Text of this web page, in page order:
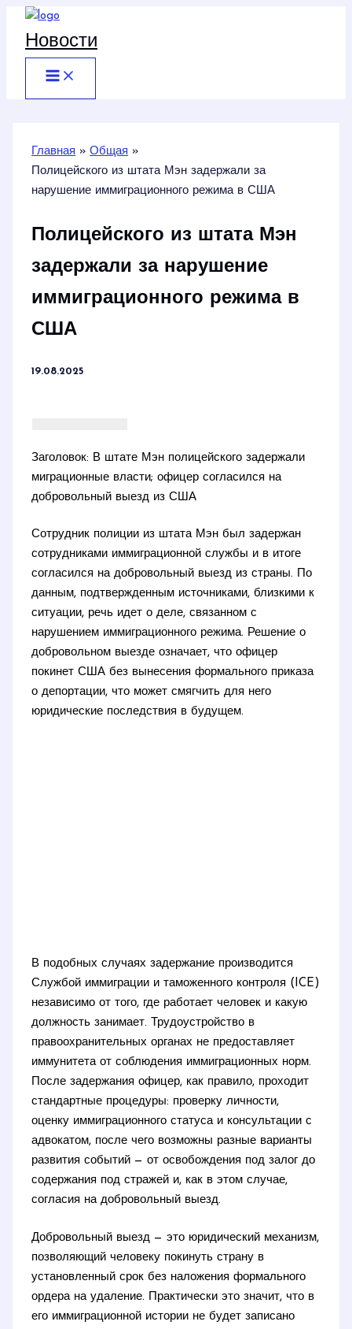
Перейти
содержимому
Новости
Главная
Общая
Полицейского из штата Мэн задержали за
нарушение иммиграционного режима в США
Полицейского из штата Мэн
задержали за нарушение
иммиграционного режима в
США
19.08.2025
Заголовок: В штате Мэн полицейского задержали
миграционные власти; офицер согласился на
добровольный выезд из США
Сотрудник полиции из штата Мэн был задержан
сотрудниками иммиграционной службы и в итоге
согласился на добровольный выезд из страны. По
данным, подтвержденным источниками, близкими к
ситуации, речь идет о деле, связанном с
нарушением иммиграционного режима. Решение о
добровольном выезде означает, что офицер
покинет США без вынесения формального приказа
о депортации, что может смягчить для него
юридические последствия в будущем.
В подобных случаях задержание производится
Службой иммиграции и таможенного контроля (ICE)
независимо от того, где работает человек и какую
должность занимает. Трудоустройство в
правоохранительных органах не предоставляет
иммунитета от соблюдения иммиграционных норм.
После задержания офицер, как правило, проходит
стандартные процедуры: проверку личности,
оценку иммиграционного статуса и консультации с
адвокатом, после чего возможны разные варианты
развития событий — от освобождения под залог до
содержания под стражей и, как в этом случае,
согласия на добровольный выезд.
Добровольный выезд — это юридический механизм,
позволяющий человеку покинуть страну в
установленный срок без наложения формального
ордера на удаление. Практически это значит, что в
его иммиграционной истории не будет записано